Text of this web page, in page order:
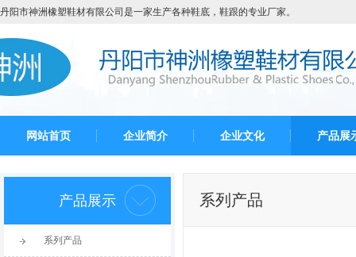
丹阳市神洲橡塑鞋材有限公司是一家生产各种鞋底，鞋跟的专业厂家。
网站首页 企业简介 企业文化 产品展
产品展示
系列产品
系列产品